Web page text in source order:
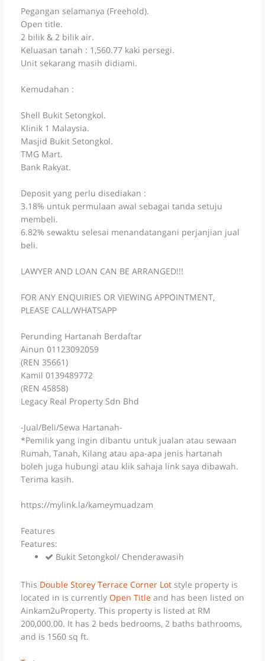
Pegangan selamanya (Freehold).
Open title.
2 bilik & 2 bilik air.
Keluasan tanah : 1,560.77 kaki persegi.
Unit sekarang masih didiami.
Kemudahan :
Shell Bukit Setongkol.
Klinik 1 Malaysia.
Masjid Bukit Setongkol.
TMG Mart.
Bank Rakyat.
Deposit yang perlu disediakan :
3.18% untuk permulaan awal sebagai tanda setuju
membeli.
6.82% sewaktu selesai menandatangani perjanjian jual
beli.
LAWYER AND LOAN CAN BE ARRANGED!!!
FOR ANY ENQUIRIES OR VIEWING APPOINTMENT,
PLEASE CALL/WHATSAPP
Perunding Hartanah Berdaftar
Ainun 01123092059
(REN 35661)
Kamil 0139489772
(REN 45858)
Legacy Real Property Sdn Bhd
-Jual/Beli/Sewa Hartanah-
*Pemilik yang ingin dibantu untuk jualan atau sewaan
Rumah, Tanah, Kilang atau apa-apa jenis hartanah
boleh juga hubungi atau klik sahaja link saya dibawah.
Terima kasih.
https://mylink.la/kameymuadzam
Features
Features:
Bukit Setongkol/ Chenderawasih
This Double Storey Terrace Corner Lotstyle property is
located in is currently Open Title and has been listed on
Ainkam2uProperty. This property is listed at RM
200,000.00. It has 2 beds bedrooms, 2 baths bathrooms,
and is 1560 sq ft.